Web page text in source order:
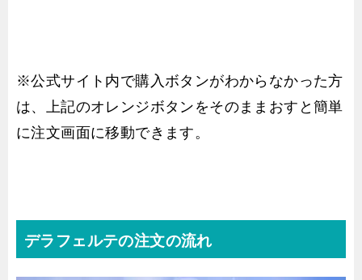
※公式サイト内で購入ボタンがわからなかった方
は、上記のオレンジボタンをそのままおすと簡単
に注文画面に移動できます。
デラフェルテの注文の流れ